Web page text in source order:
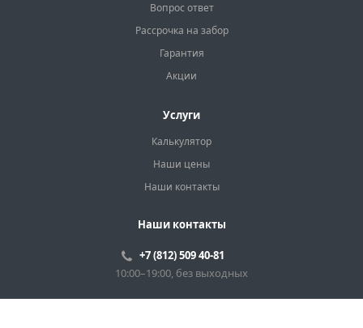
Вопрос ответ
Рассрочка на забор
Гарантия
Акции
Услуги
Калькулятор
Наши цены
Наши контакты
Наши контакты
+7 (812) 509 40-81
10:00–19:00, без выходных